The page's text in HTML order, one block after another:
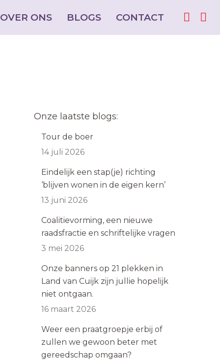
OVER ONS BLOGS CONTACT
page
Onze laatste blogs:
Tour de boer
14 juli 2026
Eindelijk een stap(je) richting
‘blijven wonen in de eigen kern’
13 juni 2026
Coalitievorming, een nieuwe
raadsfractie en schriftelijke vragen
3 mei 2026
Onze banners op 21 plekken in
Land van Cuijk zijn jullie hopelijk
niet ontgaan.
16 maart 2026
Weer een praatgroepje erbij of
zullen we gewoon beter met
gereedschap omgaan?
OVER ONS BLOGS CONTACT
page